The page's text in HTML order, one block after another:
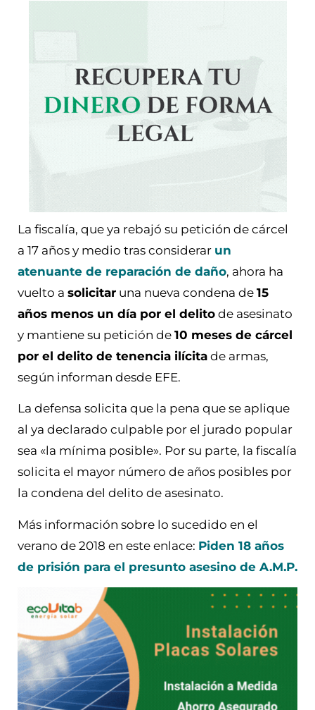
La fiscalía, que ya rebajó su petición de cárcel
a 17 años y medio tras considerar un
atenuante de reparación de daño, ahora ha
vuelto a solicitar una nueva condena de 15
años menos un día por el delito de asesinato
y mantiene su petición de 10 meses de cárcel
por el delito de tenencia ilícita de armas,
según informan desde EFE.
La defensa solicita que la pena que se aplique
al ya declarado culpable por el jurado popular
sea «la mínima posible». Por su parte, la fiscalía
solicita el mayor número de años posibles por
la condena del delito de asesinato.
Más información sobre lo sucedido en el
verano de 2018 en este enlace: Piden 18 años
de prisión para el presunto asesino de A.M.P.